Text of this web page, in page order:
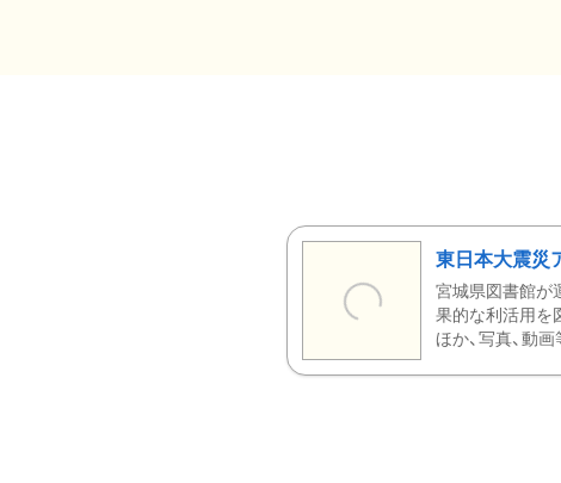
東日本大震災
宮城県図書館が
果的な利活用を
ほか、写真、動画